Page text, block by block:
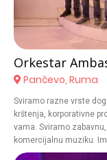
Orkestar
Pančevo, Ruma
Sviramo razne vrste
krštenja, korporativne
vama. Sviramo
komercijalnu muziku.
može da zasluži, zato